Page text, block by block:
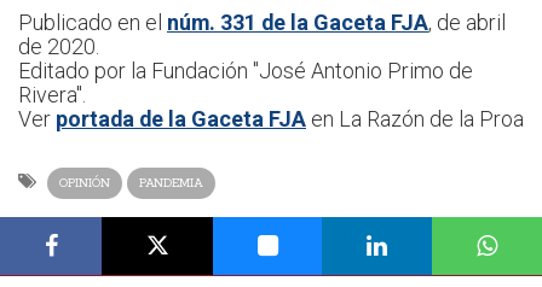
Publicado en el núm. 331 de la Gaceta FJA, de abril
de 2020.
Editado por la Fundación "José Antonio Primo de
Rivera".
Ver portada de la Gaceta FJA en La Razón de la Proa
OPINIÓN PANDEMIA